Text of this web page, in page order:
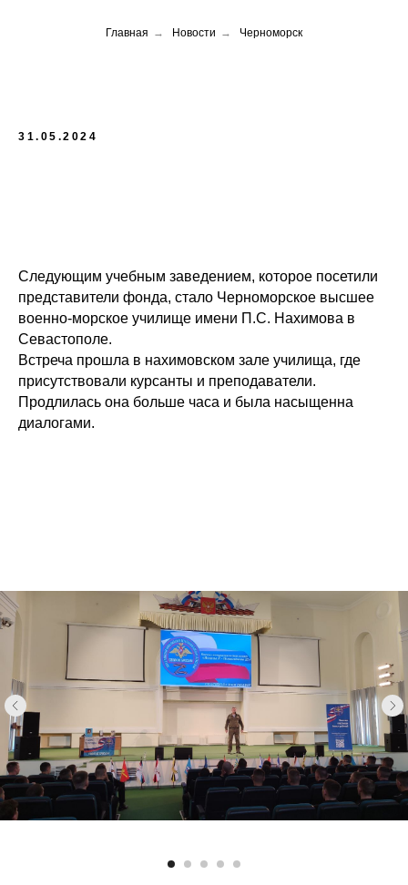
Главная → Новости → Черноморск
31.05.2024
Следующим учебным заведением, которое посетили
представители фонда, стало Черноморское высшее
военно-морское училище имени П.С. Нахимова в
Севастополе.
Встреча прошла в нахимовском зале училища, где
присутствовали курсанты и преподаватели.
Продлилась она больше часа и была насыщенна
диалогами.